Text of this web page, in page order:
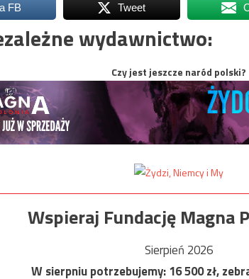
FB Tweet
wydawnictwo:
Czy jest jeszcze naród polski?
Wspieraj Fundację Magna
Sierpień 2026
W sierpniu potrzebujemy:16 500zł,